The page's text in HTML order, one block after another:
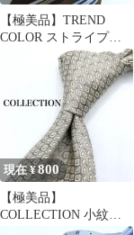
【極美品】TREND
COLOR ストライプ柄
ブラウン ネクタイ
現在 ¥800
【極美品】
COLLECTION 小紋柄
ゴールド シルバー ネク